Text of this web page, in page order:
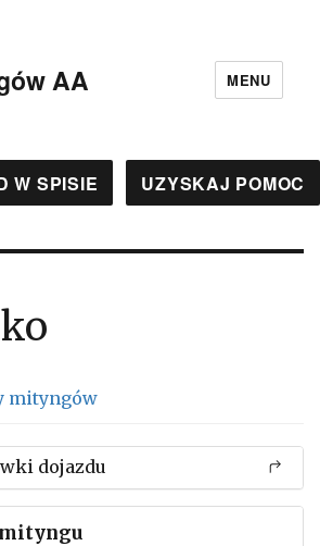
AA MENU
W SPISIE UZYSKAJ POMOC
mityngów
dojazdu